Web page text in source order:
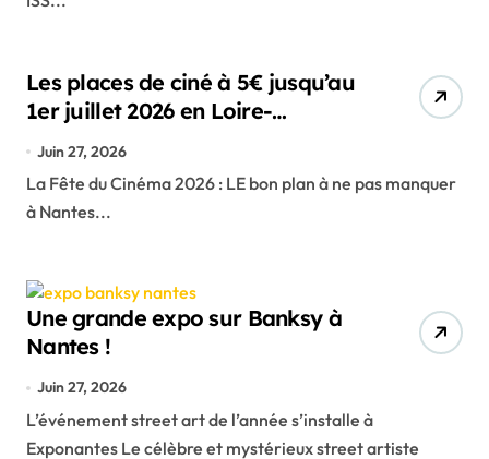
Les places de ciné à 5€ jusqu’au
1er juillet 2026 en Loire-
Juin 27, 2026
La Fête du Cinéma 2026 : LE bon plan à ne pas manquer
à Nantes...
Une grande expo sur Banksy à
Nantes !
Juin 27, 2026
L’événement street art de l’année s’installe à
Exponantes Le célèbre et mystérieux street artiste